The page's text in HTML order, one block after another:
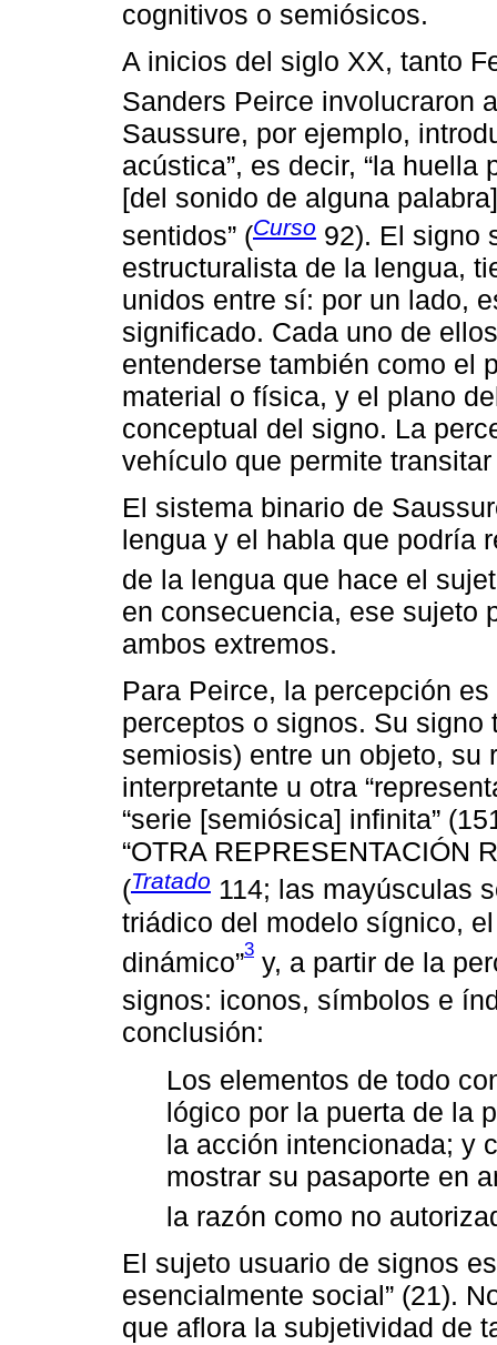
cognitivos o semiósicos.
A inicios del siglo XX, tanto
Sanders Peirce involucraron
Saussure, por ejemplo,
acústica”, es decir, “la
[del sonido de alguna
sentidos” (Curso 92). El signo
estructuralista de la lengua,
unidos entre sí: por un lado,
significado. Cada uno de
entenderse también como el
material o física, y el plano
conceptual del signo. La
vehículo que permite
El sistema binario de
lengua y el habla que podría
de la lengua que hace el
en consecuencia, ese sujeto
ambos extremos.
Para Peirce, la percepción
perceptos o signos. Su
semiosis) entre un objeto, su
interpretante u otra
“serie [semiósica] infinita”
“OTRA REPRESENTACIÓN
(Tratado 114; las mayúsculas
triádico del modelo sígnico,
dinámico”3 y, a partir de la
signos: iconos, símbolos e
conclusión:
Los elementos de todo
lógico por la puerta de la
la acción intencionada; y
mostrar su pasaporte en
la razón como no
El sujeto usuario de signos
esencialmente social” (21).
que aflora la subjetividad de